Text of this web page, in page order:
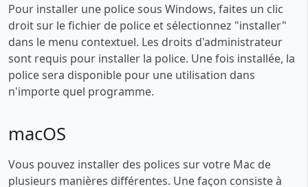
Pour installer une police sous Windows, faites un clic
droit sur le fichier de police et sélectionnez "installer"
dans le menu contextuel. Les droits d'administrateur
sont requis pour installer la police. Une fois installée, la
police sera disponible pour une utilisation dans
n'importe quel programme.
macOS
Vous pouvez installer des polices sur votre Mac de
plusieurs manières différentes. Une façon consiste à